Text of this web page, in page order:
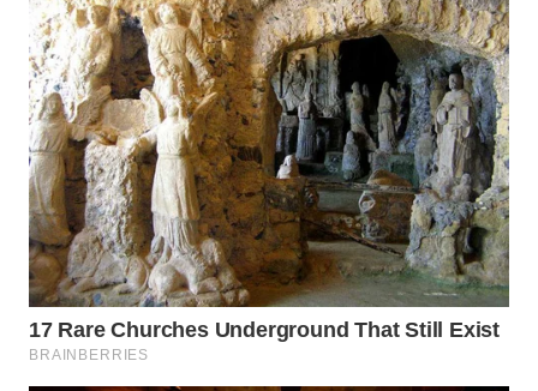
CIANJUR
WN
KEPULAUAN
SERIBU
WN
TANGERANG
WN
BINJAI
WN